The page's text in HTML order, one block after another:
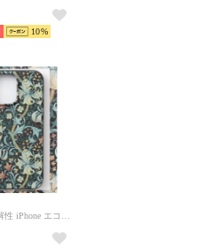
10